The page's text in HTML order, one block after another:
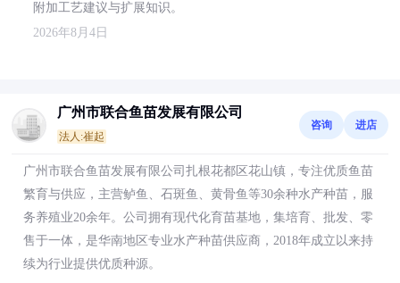
附加工艺建议与扩展知识。
2026年8月4日
广州市联合鱼苗发展有限公司
法人:崔起
咨询 进店
广州市联合鱼苗发展有限公司扎根花都区花山镇，专注优质鱼苗
繁育与供应，主营鲈鱼、石斑鱼、黄骨鱼等30余种水产种苗，服
务养殖业20余年。公司拥有现代化育苗基地，集培育、批发、零
售于一体，是华南地区专业水产种苗供应商，2018年成立以来持
续为行业提供优质种源。